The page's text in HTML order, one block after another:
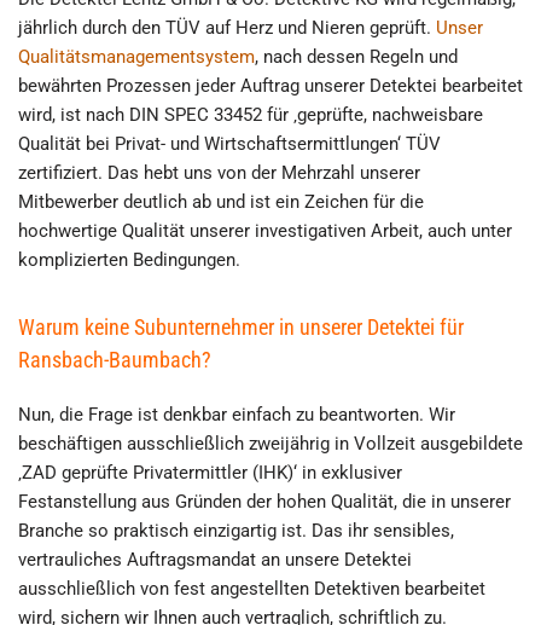
jährlich durch den TÜV auf Herz und Nieren geprüft. Unser
Qualitätsmanagementsystem, nach dessen Regeln und
bewährten Prozessen jeder Auftrag unserer Detektei bearbeitet
wird, ist nach DIN SPEC 33452 für ‚geprüfte, nachweisbare
Qualität bei Privat- und Wirtschaftsermittlungen‘ TÜV
zertifiziert. Das hebt uns von der Mehrzahl unserer
Mitbewerber deutlich ab und ist ein Zeichen für die
hochwertige Qualität unserer investigativen Arbeit, auch unter
komplizierten Bedingungen.
Warum keine Subunternehmer in unserer Detektei für
Ransbach-Baumbach?
Nun, die Frage ist denkbar einfach zu beantworten. Wir
beschäftigen ausschließlich zweijährig in Vollzeit ausgebildete
‚ZAD geprüfte Privatermittler (IHK)‘ in exklusiver
Festanstellung aus Gründen der hohen Qualität, die in unserer
Branche so praktisch einzigartig ist. Das ihr sensibles,
vertrauliches Auftragsmandat an unsere Detektei
ausschließlich von fest angestellten Detektiven bearbeitet
wird, sichern wir Ihnen auch vertraglich, schriftlich zu.